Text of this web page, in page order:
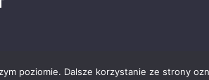
poziomie. Dalsze korzystanie ze strony